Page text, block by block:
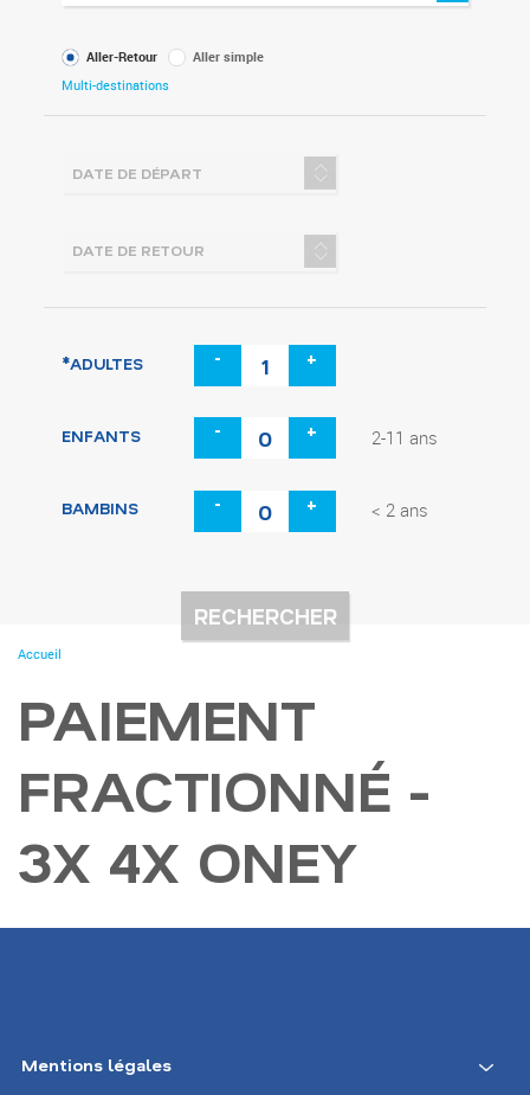
Type
de
Aller-Retour
Aller simple
Multi-destinations
*ADULTES - +
ENFANTS - + 2-11 ans
BAMBINS - + < 2 ans
You
Accueil
PAIEMENT
FRACTIONNÉ -
3X 4X ONEY
Mentions légales